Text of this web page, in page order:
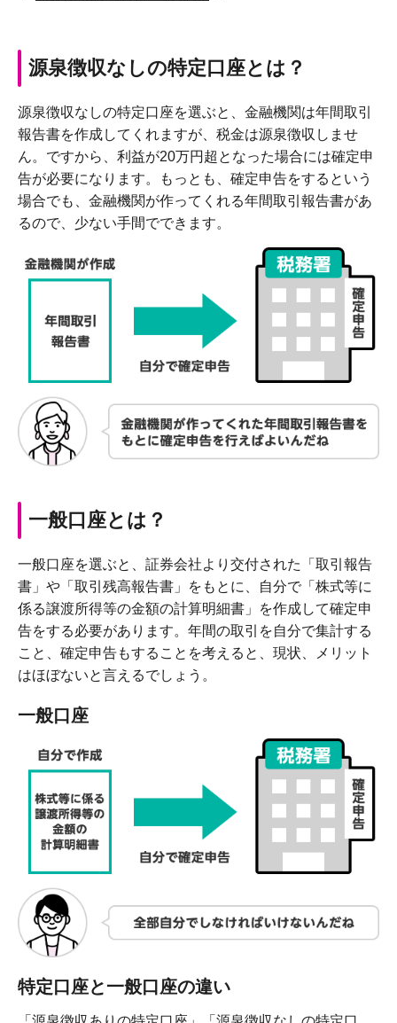
源泉徴収なしの特定口座とは？
源泉徴収なしの特定口座を選ぶと、金融機関は年間取引
報告書を作成してくれますが、税金は源泉徴収しませ
ん。ですから、利益が20万円超となった場合には確定申
告が必要になります。もっとも、確定申告をするという
場合でも、金融機関が作ってくれる年間取引報告書があ
るので、少ない手間でできます。
一般口座とは？
一般口座を選ぶと、証券会社より交付された「取引報告
書」や「取引残高報告書」をもとに、自分で「株式等に
係る譲渡所得等の金額の計算明細書」を作成して確定申
告をする必要があります。年間の取引を自分で集計する
こと、確定申告もすることを考えると、現状、メリット
はほぼないと言えるでしょう。
一般口座
特定口座と一般口座の違い